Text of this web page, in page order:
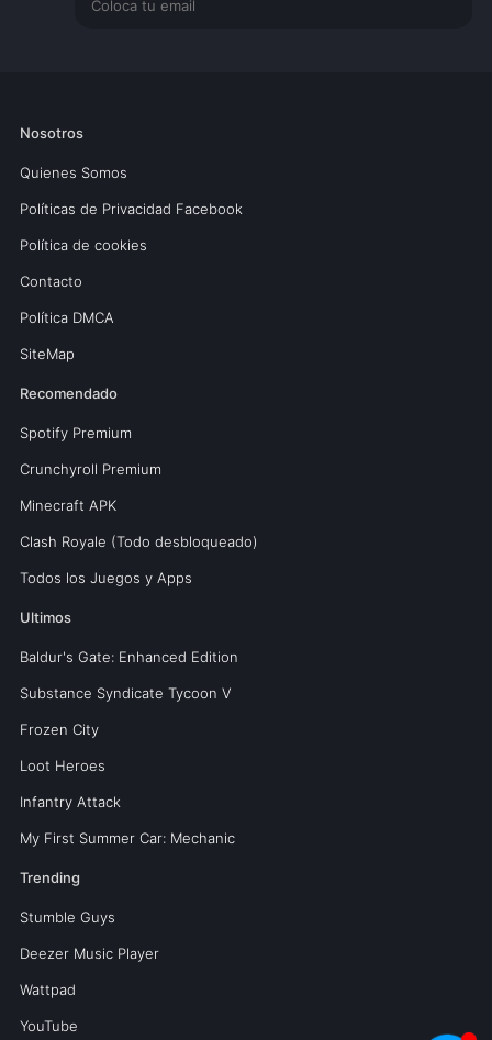
Nosotros
Quienes Somos
Políticas de Privacidad Facebook
Política de cookies
Contacto
Política DMCA
SiteMap
Recomendado
Spotify Premium
Crunchyroll Premium
Minecraft APK
Clash Royale (Todo desbloqueado)
Todos los Juegos y Apps
Ultimos
Baldur's Gate: Enhanced Edition
Substance Syndicate Tycoon V
Frozen City
Loot Heroes
Infantry Attack
My First Summer Car: Mechanic
Trending
Stumble Guys
Deezer Music Player
Wattpad
YouTube